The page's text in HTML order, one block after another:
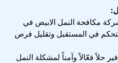
شركة مكافحة النمل الابيض في
في المستقبل وتقليل فرص
حلاً فعّالاً وآمناً لمشكلة النمل